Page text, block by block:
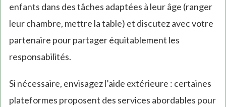
enfants dans des tâches adaptées à leur âge (ranger
leur chambre, mettre la table) et discutez avec votre
partenaire pour partager équitablement les
responsabilités.
Si nécessaire, envisagez l’aide extérieure : certaines
plateformes proposent des services abordables pour